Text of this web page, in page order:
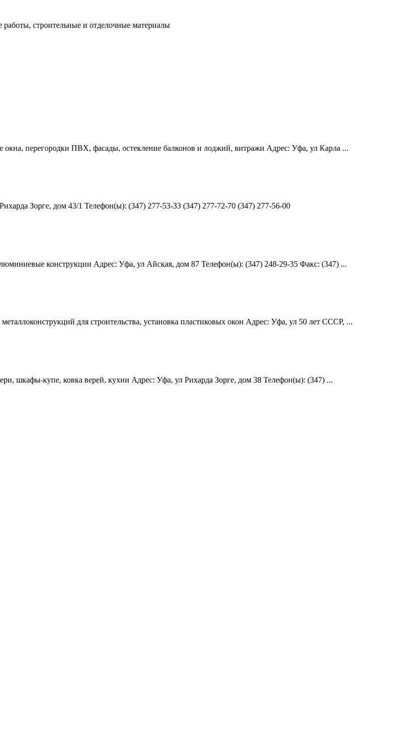
строительные и отделочные материалы
перегородки ПВХ, фасады, остекление балконов и лоджий, витражи Адрес: Уфа, ул Карла ...
Зорге, дом 43/1 Телефон(ы): (347) 277-53-33 (347) 277-72-70 (347) 277-56-00
конструкции Адрес: Уфа, ул Айская, дом 87 Телефон(ы): (347) 248-29-35 Факс: (347) ...
для строительства, установка пластиковых окон Адрес: Уфа, ул 50 лет СССР, ...
шкафы-купе, ковка верей, кухни Адрес: Уфа, ул Рихарда Зорге, дом 38 Телефон(ы): (347) ...